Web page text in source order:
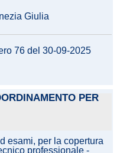
Giulia
76 del 30-09-2025
PER
esami, per la copertura
professionale -